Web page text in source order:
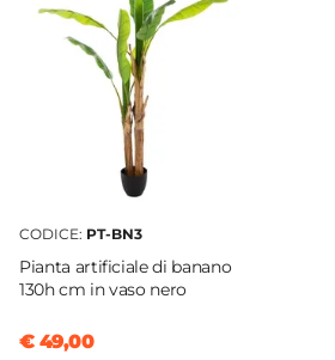
2 ante
Numero Vani
Assemblato
CODICE: PT-BN3
Pianta artificiale di banano
130h cm in vaso nero
€ 49,00